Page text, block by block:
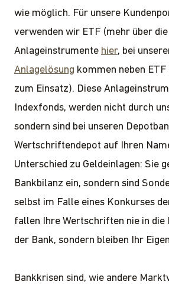
wie möglich. Für unsere
verwenden wir ETF (mehr über
Anlageinstrumente hier, bei
Anlagelösung kommen neben
zum Einsatz). Diese
Indexfonds, werden nicht durch
sondern sind bei unseren
Wertschriftendepot auf Ihren
Unterschied zu Geldeinlagen: Sie
Bankbilanz ein, sondern sind
selbst im Falle eines Konkurses
fallen Ihre Wertschriften nie in die
der Bank, sondern bleiben Ihr
Bankkrisen sind, wie andere